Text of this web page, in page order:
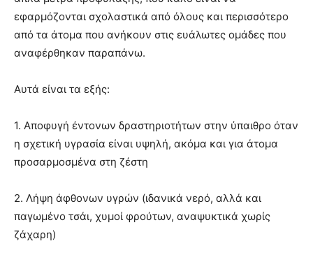
εφαρμόζονται σχολαστικά από όλους και περισσότερο
από τα άτομα που ανήκουν στις ευάλωτες ομάδες που
αναφέρθηκαν παραπάνω.
Αυτά είναι τα εξής:
1. Αποφυγή έντονων δραστηριοτήτων στην ύπαιθρο όταν
η σχετική υγρασία είναι υψηλή, ακόμα και για άτομα
προσαρμοσμένα στη ζέστη
2. Λήψη άφθονων υγρών (ιδανικά νερό, αλλά και
παγωμένο τσάι, χυμοί φρούτων, αναψυκτικά χωρίς
ζάχαρη)